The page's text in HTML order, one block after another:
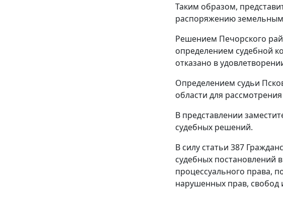
Таким образом,
распоряжению
Решением Печорского
определением судебной
отказано в
Определением судьи
области для
В представлении
судебных решений.
В силу статьи 387
судебных постановлений
процессуального права,
нарушенных прав, свобод